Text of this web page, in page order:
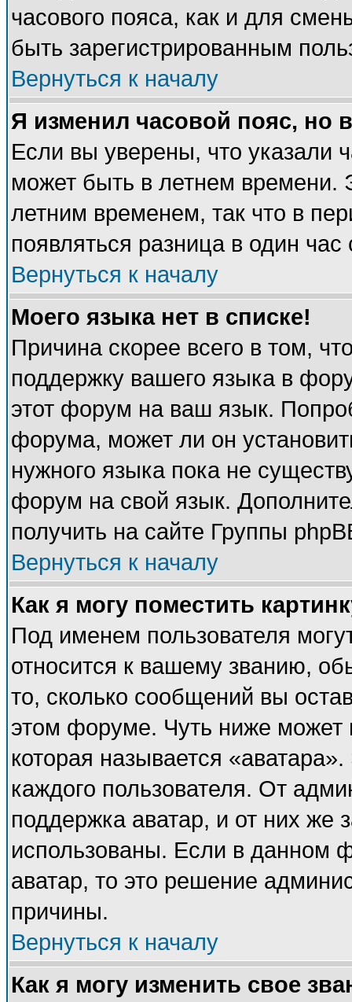
часового пояса, как и для
быть зарегистрированным
Вернуться к началу
Я изменил часовой пояс, но
Если вы уверены, что указали
может быть в летнем времени.
летним временем, так что в
появляться разница в один
Вернуться к началу
Моего языка нет в списке!
Причина скорее всего в том,
поддержку вашего языка в
этот форум на ваш язык.
форума, может ли он
нужного языка пока не
форум на свой язык.
получить на сайте Группы
Вернуться к началу
Как я могу поместить
Под именем пользователя
относится к вашему званию,
то, сколько сообщений вы
этом форуме. Чуть ниже может
которая называется
каждого пользователя. От
поддержка аватар, и от них же
использованы. Если в данном
аватар, то это решение
причины.
Вернуться к началу
Как я могу изменить свое